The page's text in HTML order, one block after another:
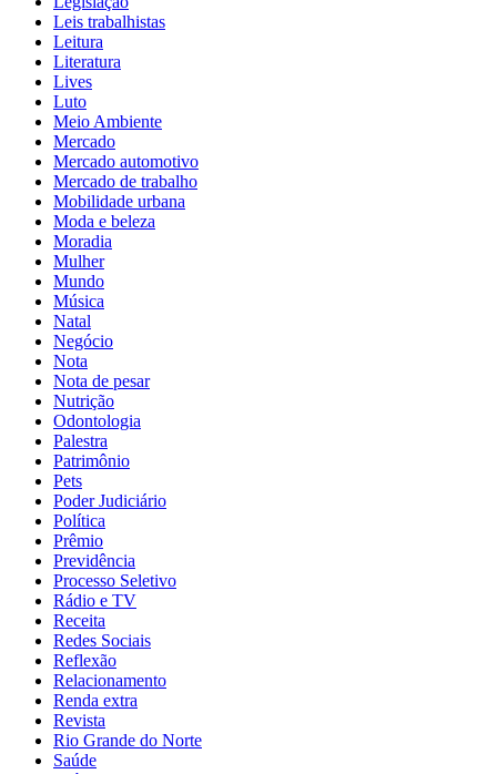
Leis trabalhistas
Leitura
Literatura
Lives
Luto
Meio Ambiente
Mercado
Mercado automotivo
Mercado de trabalho
Mobilidade urbana
Moda e beleza
Moradia
Mulher
Mundo
Música
Natal
Negócio
Nota
Nota de pesar
Nutrição
Odontologia
Palestra
Patrimônio
Pets
Poder Judiciário
Política
Prêmio
Previdência
Processo Seletivo
Rádio e TV
Receita
Redes Sociais
Reflexão
Relacionamento
Renda extra
Revista
Rio Grande do Norte
Saúde